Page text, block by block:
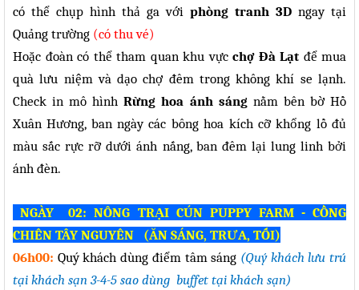
có thể chụp hình thả ga với phòng tranh 3D ngay tại
Quảng trường (có thu vé)
Hoặc đoàn có thể tham quan khu vực chợ Đà Lạt để mua
quà lưu niệm và dạo chợ đêm trong không khí se lạnh.
Check in mô hìnhRừng hoa ánh sáng nằm bên bờ Hồ
Xuân Hương, ban ngày các bông hoa kích cỡ khổng lồ đủ
màu sắc rực rỡ dưới ánh nắng, ban đêm lại lung linh bởi
ánh đèn.
NGÀY 02: NÔNG TRẠI CÚN PUPPY FARM - CỒNG
CHIÊN TÂY NGUYÊN (ĂN SÁNG, TRƯA, TỐI)
06h00: Quý khách dùng điểm tâm sáng (Quý khách lưu trú
tại khách sạn 3-4-5 sao dùng buffet tại khách sạn)